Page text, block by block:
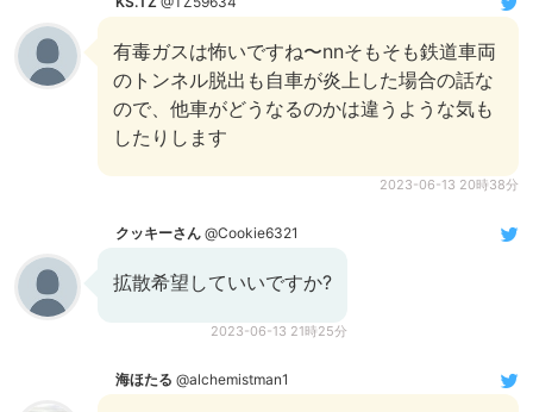
有毒ガスは怖いですね〜nnそもそも鉄道車両
のトンネル脱出も自車が炎上した場合の話な
ので、他車がどうなるのかは違うような気も
したりします
2023-06-13 20時38分
クッキーさん @Cookie6321
拡散希望していいですか?
2023-06-13 21時25分
海ほたる @alchemistman1